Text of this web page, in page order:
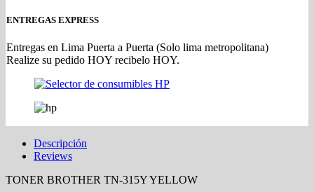
ENTREGAS EXPRESS
Entregas en Lima Puerta a Puerta (Solo lima metropolitana)
Realize su pedido HOY recibelo HOY.
Descripción
Reviews
TONER BROTHER TN-315Y YELLOW